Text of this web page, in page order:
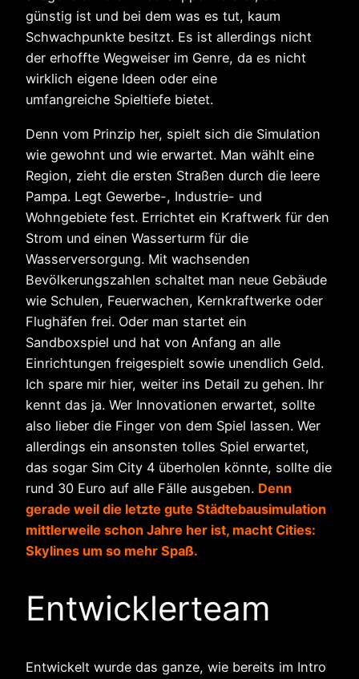
günstig ist und bei dem was es tut, kaum
Schwachpunkte besitzt. Es ist allerdings nicht
der erhoffte Wegweiser im Genre, da es nicht
wirklich eigene Ideen oder eine
umfangreiche Spieltiefe bietet.
Denn vom Prinzip her, spielt sich die Simulation
wie gewohnt und wie erwartet. Man wählt eine
Region, zieht die ersten Straßen durch die leere
Pampa. Legt Gewerbe-, Industrie- und
Wohngebiete fest. Errichtet ein Kraftwerk für den
Strom und einen Wasserturm für die
Wasserversorgung. Mit wachsenden
Bevölkerungszahlen schaltet man neue Gebäude
wie Schulen, Feuerwachen, Kernkraftwerke oder
Flughäfen frei. Oder man startet ein
Sandboxspiel und hat von Anfang an alle
Einrichtungen freigespielt sowie unendlich Geld.
Ich spare mir hier, weiter ins Detail zu gehen. Ihr
kennt das ja. Wer Innovationen erwartet, sollte
also lieber die Finger von dem Spiel lassen. Wer
allerdings ein ansonsten tolles Spiel erwartet,
das sogar Sim City 4 überholen könnte, sollte die
rund 30 Euro auf alle Fälle ausgeben. Denn
gerade weil die letzte gute Städtebausimulation
mittlerweile schon Jahre her ist, macht Cities:
Skylines um so mehr Spaß.
Entwicklerteam
Entwickelt wurde das ganze, wie bereits im Intro